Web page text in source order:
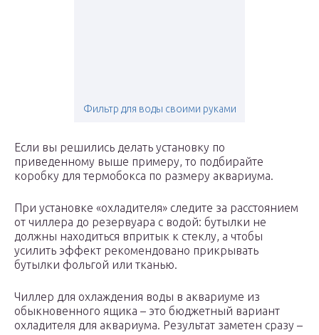
Фильтр для воды своими руками
Если вы решились делать установку по
приведенному выше примеру, то подбирайте
коробку для термобокса по размеру аквариума.
При установке «охладителя» следите за расстоянием
от чиллера до резервуара с водой: бутылки не
должны находиться впритык к стеклу, а чтобы
усилить эффект рекомендовано прикрывать
бутылки фольгой или тканью.
Чиллер для охлаждения воды в аквариуме из
обыкновенного ящика – это бюджетный вариант
охладителя для аквариума. Результат заметен сразу –